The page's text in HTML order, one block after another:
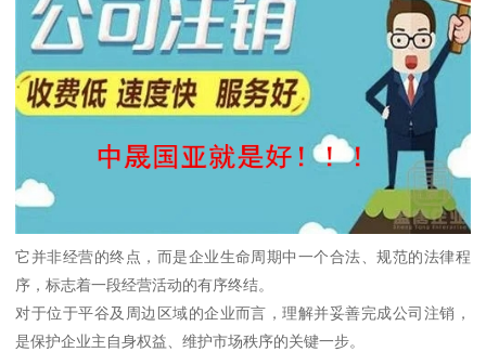
它并非经营的终点，而是企业生命周期中一个合法、规范的法律程
序，标志着一段经营活动的有序终结。
对于位于平谷及周边区域的企业而言，理解并妥善完成公司注销，
是保护企业主自身权益、维护市场秩序的关键一步。